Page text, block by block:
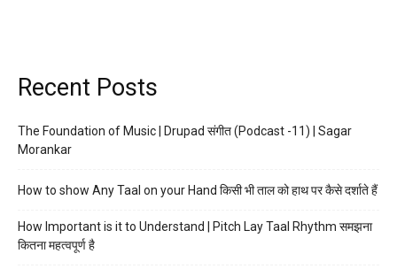
Recent Posts
The Foundation of Music | Drupad संगीत (Podcast -11) | Sagar
Morankar
How to show Any Taal on your Hand किसी भी ताल को हाथ पर कैसे दर्शाते हैं
How Important is it to Understand | Pitch Lay Taal Rhythm समझना
कितना महत्वपूर्ण है